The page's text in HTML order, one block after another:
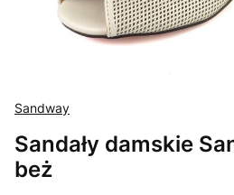
Sandway
Sandały damskie
beż